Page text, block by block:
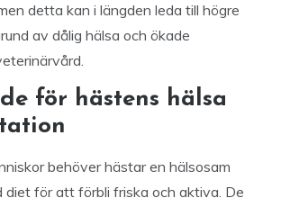
detta kan i längden leda till högre
av dålig hälsa och ökade
för hästens hälsa
behöver hästar en hälsosam
diet för att förbli friska och aktiva. De